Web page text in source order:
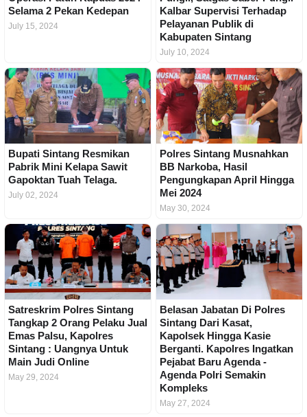
Selama 2 Pekan Kedepan
July 15, 2024
Kalbar Supervisi Terhadap
Pelayanan Publik di
Kabupaten Sintang
July 10, 2024
Bupati Sintang Resmikan
Pabrik Mini Kelapa Sawit
Gapoktan Tuah Telaga.
July 02, 2024
Polres Sintang Musnahkan
BB Narkoba, Hasil
Pengungkapan April Hingga
Mei 2024
May 30, 2024
Satreskrim Polres Sintang
Tangkap 2 Orang Pelaku Jual
Emas Palsu, Kapolres
Sintang : Uangnya Untuk
Main Judi Online
May 29, 2024
Belasan Jabatan Di Polres
Sintang Dari Kasat,
Kapolsek Hingga Kasie
Berganti. Kapolres Ingatkan
Pejabat Baru Agenda -
Agenda Polri Semakin
Kompleks
May 27, 2024